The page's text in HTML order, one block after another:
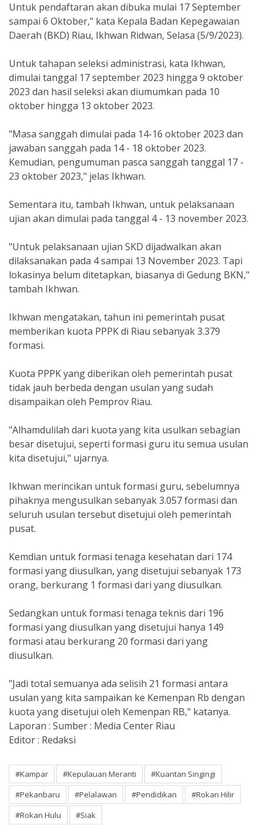
Untuk pendaftaran akan dibuka mulai 17 September
sampai 6 Oktober," kata Kepala Badan Kepegawaian
Daerah (BKD) Riau, Ikhwan Ridwan, Selasa (5/9/2023).
Untuk tahapan seleksi administrasi, kata Ikhwan,
dimulai tanggal 17 september 2023 hingga 9 oktober
2023 dan hasil seleksi akan diumumkan pada 10
oktober hingga 13 oktober 2023.
"Masa sanggah dimulai pada 14-16 oktober 2023 dan
jawaban sanggah pada 14 - 18 oktober 2023.
Kemudian, pengumuman pasca sanggah tanggal 17 -
23 oktober 2023," jelas Ikhwan.
Sementara itu, tambah Ikhwan, untuk pelaksanaan
ujian akan dimulai pada tanggal 4 - 13 november 2023.
"Untuk pelaksanaan ujian SKD dijadwalkan akan
dilaksanakan pada 4 sampai 13 November 2023. Tapi
lokasinya belum ditetapkan, biasanya di Gedung BKN,"
tambah Ikhwan.
Ikhwan mengatakan, tahun ini pemerintah pusat
memberikan kuota PPPK di Riau sebanyak 3.379
formasi.
Kuota PPPK yang diberikan oleh pemerintah pusat
tidak jauh berbeda dengan usulan yang sudah
disampaikan oleh Pemprov Riau.
"Alhamdulilah dari kuota yang kita usulkan sebagian
besar disetujui, seperti formasi guru itu semua usulan
kita disetujui," ujarnya.
Ikhwan merincikan untuk formasi guru, sebelumnya
pihaknya mengusulkan sebanyak 3.057 formasi dan
seluruh usulan tersebut disetujui oleh pemerintah
pusat.
Kemdian untuk formasi tenaga kesehatan dari 174
formasi yang diusulkan, yang disetujui sebanyak 173
orang, berkurang 1 formasi dari yang diusulkan.
Sedangkan untuk formasi tenaga teknis dari 196
formasi yang diusulkan yang disetujui hanya 149
formasi atau berkurang 20 formasi dari yang
diusulkan.
"Jadi total semuanya ada selisih 21 formasi antara
usulan yang kita sampaikan ke Kemenpan Rb dengan
kuota yang disetujui oleh Kemenpan RB," katanya.
Laporan : Sumber : Media Center Riau
Editor : Redaksi
#Kampar #Kepulauan Meranti
#Kuantan Singingi
#Pekanbaru
#Pelalawan #Pendidikan
#Rokan Hilir
#Rokan Hulu
#Siak